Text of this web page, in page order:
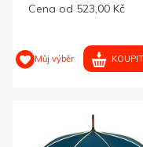
Cena od 523,00 Kč
Můj výběr KOUPIT